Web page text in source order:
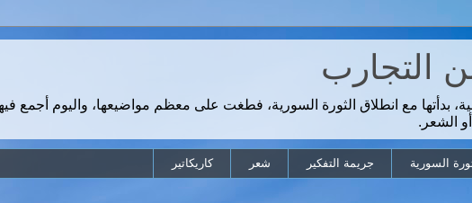
التجارب
بدأتها مع انطلاق الثورة السورية، فطغت على معظم مواضيعها، واليوم أجمع
أو الشعر.
السورية جريمة التفكير شعر كاريكاتير